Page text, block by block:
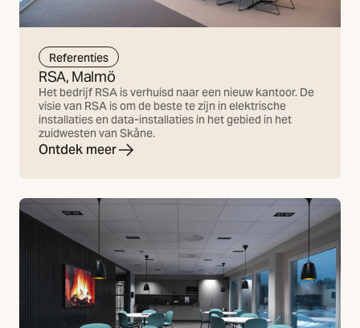
Referenties
RSA, Malmö
Het bedrijf RSA is verhuisd naar een nieuw kantoor. De
visie van RSA is om de beste te zijn in elektrische
installaties en data-installaties in het gebied in het
zuidwesten van Skåne.
Ontdek meer